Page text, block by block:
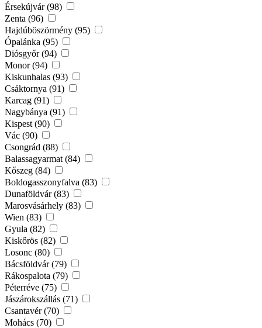
Érsekújvár (98)
Zenta (96)
Hajdúböszörmény (95)
Ópalánka (95)
Diósgyőr (94)
Monor (94)
Kiskunhalas (93)
Csáktornya (91)
Karcag (91)
Nagybánya (91)
Kispest (90)
Vác (90)
Csongrád (88)
Balassagyarmat (84)
Kőszeg (84)
Boldogasszonyfalva (83)
Dunaföldvár (83)
Marosvásárhely (83)
Wien (83)
Gyula (82)
Kiskőrös (82)
Losonc (80)
Bácsföldvár (79)
Rákospalota (79)
Péterréve (75)
Jászárokszállás (71)
Csantavér (70)
Mohács (70)